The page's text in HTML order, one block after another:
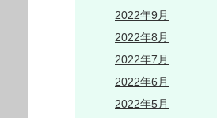
2022年9月
2022年8月
2022年7月
2022年6月
2022年5月